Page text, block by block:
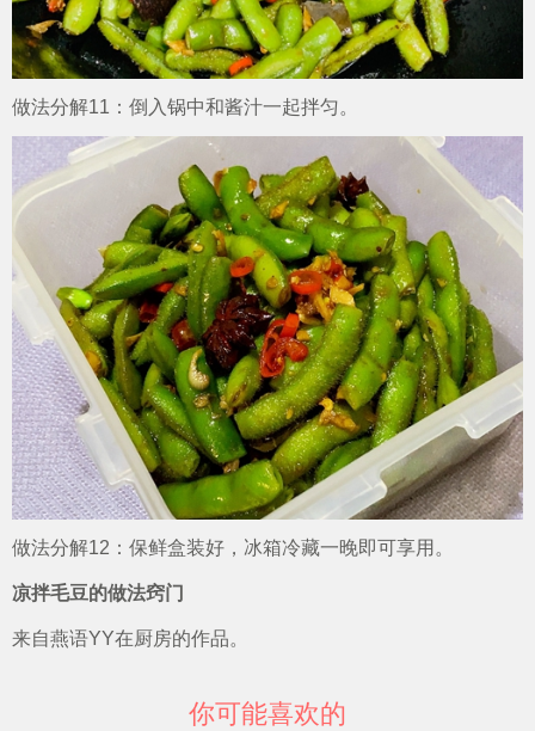
做法分解11：倒入锅中和酱汁一起拌匀。
做法分解12：保鲜盒装好，冰箱冷藏一晚即可享用。
凉拌毛豆的做法窍门
来自燕语YY在厨房的作品。
你可能喜欢的